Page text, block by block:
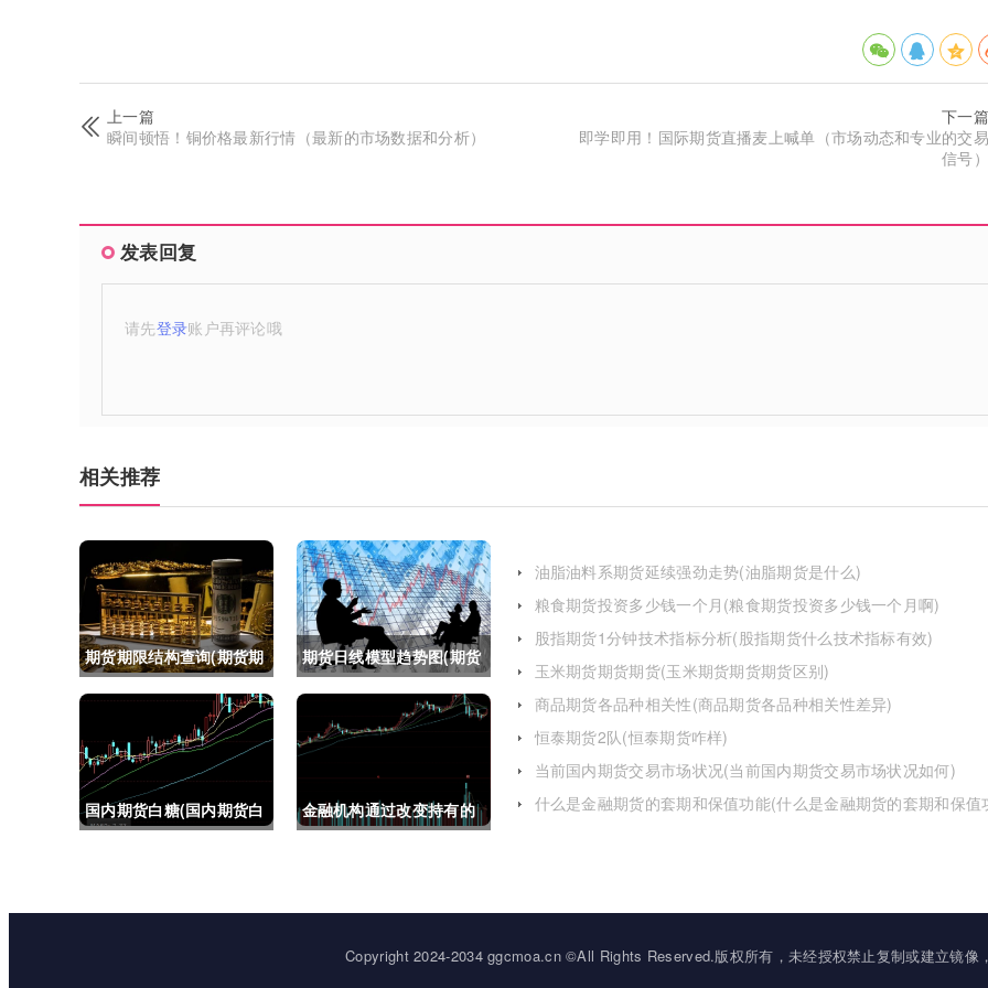
上一篇
瞬间顿悟！铜价格最新行情（最新的市场数据和分析）
下一篇
即学即用！国际期货直播麦上喊单（市场动态和专业的交易
信号）
发表回复
请先登录账户再评论哦
相关推荐
期货期限结构查询(期货期
限结构)
期货日线模型趋势图(期货
日线模型趋势图怎么看)
国内期货白糖(国内期货白
金融机构通过改变持有的
油脂油料系期货延续强劲走势(油脂期货是什么)
粮食期货投资多少钱一个月(粮食期货投资多少钱一个月啊)
股指期货1分钟技术指标分析(股指期货什么技术指标有效)
玉米期货期货期货(玉米期货期货期货区别)
商品期货各品种相关性(商品期货各品种相关性差异)
恒泰期货2队(恒泰期货咋样)
当前国内期货交易市场状况(当前国内期货交易市场状况如何)
什么是金融期货的套期和保值功能(什么是金融期货的套期和保值
Copyright 2024-2034 ggcmoa.cn ©All Rights Reserved.版权所有，未经授权禁止复制或建立镜像